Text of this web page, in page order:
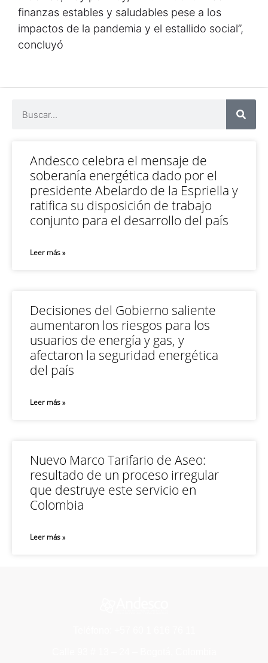
finanzas estables y saludables pese a los
impactos de la pandemia y el estallido social”,
concluyó
Andesco celebra el mensaje de
soberanía energética dado por el
presidente Abelardo de la Espriella y
ratifica su disposición de trabajo
conjunto para el desarrollo del país
Leer más »
Decisiones del Gobierno saliente
aumentaron los riesgos para los
usuarios de energía y gas, y
afectaron la seguridad energética
del país
Leer más »
Nuevo Marco Tarifario de Aseo:
resultado de un proceso irregular
que destruye este servicio en
Colombia
Leer más »